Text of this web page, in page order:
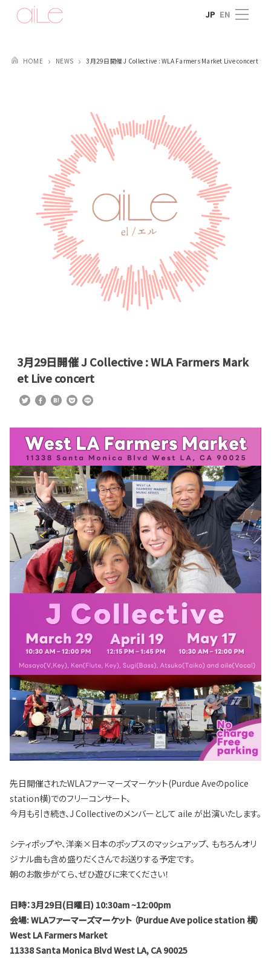
Skip
EN
JP
HOME NEWS 3月29日開催 J Collective : WLA Farmers Market Live concert
3月29日開催 J Collective : WLA Farmers Mark
et Live concert
先日開催されたWLAファーマーズマーケット(Purdue Aveのpolice
station横)でのフリーコンサート、
今月も引き続き、J Collectiveのメンバーとして aile が出演いたします。
シティポップや、洋楽×日本のポップスのマッシュアップ、 もちろんオリ
ジナル曲も含め盛りだくさんでお送りする予定です。
朝のお散歩がてら、ぜひ遊びに来てください！
日時：3月29日(日曜日) 10:30am ~12:00pm
会場: WLAファーマーズマーケット （Purdue Ave police station 横）
West LA Farmers Market
11338 Santa Monica Blvd West LA, CA 90025